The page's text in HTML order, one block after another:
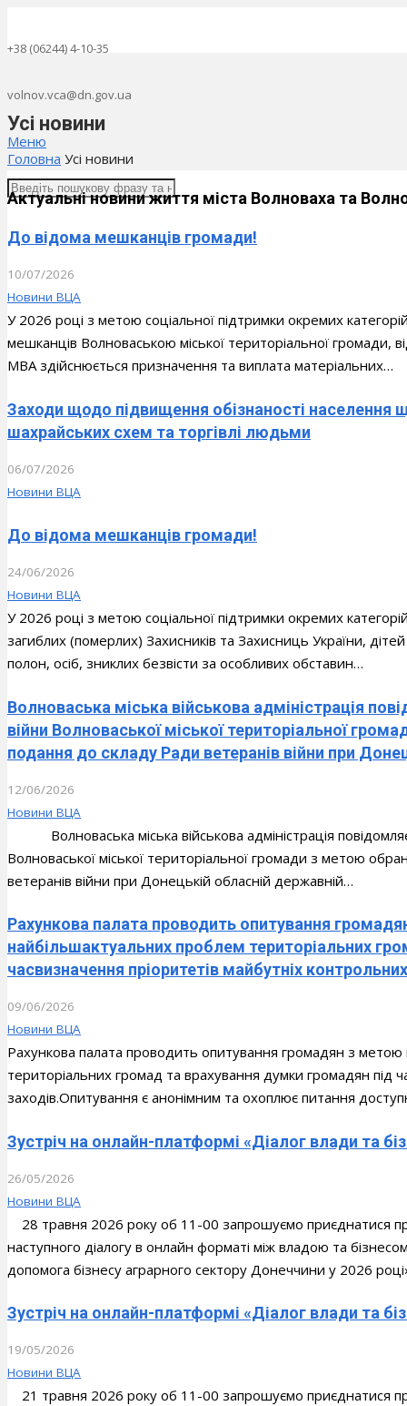
+38 (06244) 4-10-35
volnov.vca@dn.gov.ua
Меню
Усі новини
Головна Усі новини
Актуальні новини життя міста Волноваха та
До відома мешканців громади!
10/07/2026
Новини ВЦА
У 2026 році з метою соціальної підтримки окремих
мешканців Волноваською міської територіальної громади,
МВА здійснюється призначення та виплата матеріальних…
Заходи щодо підвищення обізнаності населення
шахрайських схем та торгівлі людьми
06/07/2026
Новини ВЦА
До відома мешканців громади!
24/06/2026
Новини ВЦА
У 2026 році з метою соціальної підтримки окремих
загиблих (померлих) Захисників та Захисниць України,
полон, осіб, зниклих безвісти за особливих обставин…
Волноваська міська військова адміністрація
війни Волноваської міської територіальної
подання до складу Ради ветеранів війни при
12/06/2026
Новини ВЦА
Волноваська міська військова адміністрація
Волноваської міської територіальної громади з метою
ветеранів війни при Донецькій обласній державній…
Рахункова палата проводить опитування
найбільшактуальних проблем територіальних
часвизначення пріоритетів майбутніх
09/06/2026
Новини ВЦА
Рахункова палата проводить опитування громадян з
територіальних громад та врахування думки громадян під
заходів.Опитування є анонімним та охоплює питання
Зустріч на онлайн-платформі «Діалог влади та
26/05/2026
Новини ВЦА
28 травня 2026 року об 11-00 запрошуємо приєднатися
наступного діалогу в онлайн форматі між владою та
допомога бізнесу аграрного сектору Донеччини у 2026
Зустріч на онлайн-платформі «Діалог влади та
19/05/2026
Новини ВЦА
21 травня 2026 року об 11-00 запрошуємо приєднатися